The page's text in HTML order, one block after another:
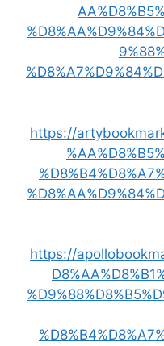
https://
https://